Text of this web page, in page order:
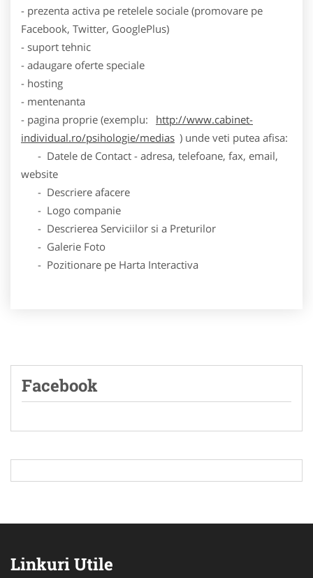
- prezenta activa pe retelele sociale (promovare pe
Facebook, Twitter, GooglePlus)
- suport tehnic
- adaugare oferte speciale
- hosting
- mentenanta
- pagina proprie (exemplu:
http://www.cabinet-
individual.ro/psihologie/medias ) unde veti putea afisa:
- Datele de Contact - adresa, telefoane, fax, email,
website
- Descriere afacere
- Logo companie
- Descrierea Serviciilor si a Preturilor
- Galerie Foto
- Pozitionare pe Harta Interactiva
Facebook
Linkuri Utile